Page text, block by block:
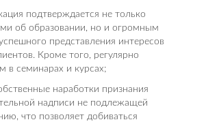
подтверждается не только
об образовании, но и огромным
представления интересов
Кроме того, регулярно
в семинарах и курсах;
наработки признания
надписи не подлежащей
что позволяет добиваться